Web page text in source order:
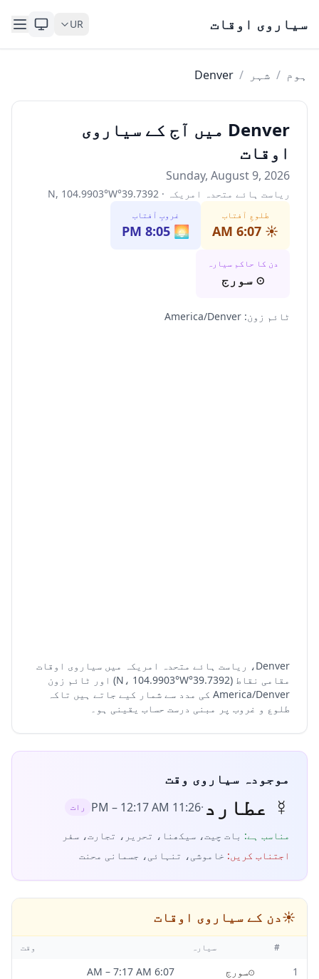
سیاروی اوقات UR
ہوم / شہر /
Denver
Denver میں آج کے سیاروی
اوقات
Sunday, August 9, 2026
ریاست ہائے متحدہ امریکہ ·
39.7392
°
N, 104.9903°W
طلوعِ آفتاب
☀️
6:07 AM
غروبِ آفتاب
🌅
8:05 PM
دن کا حاکم سیارہ
☉ سورج
ٹائم زون:
America/Denver
Denver، ریاست ہائے متحدہ امریکہ میں سیاروی اوقات
مقامی نقاط (39.7392°N، 104.9903°W) اور ٹائم زون
America/Denver کی مدد سے شمار کیے جاتے ہیں تاکہ
طلوع و غروب پر مبنی درست حساب یقینی ہو۔
موجودہ سیاروی وقت
☿ عطارد ·
11:26 PM
– 12:17 AM رات
مناسب ہے: بات چیت، سیکھنا، تحریر، تجارت، سفر
اجتناب کریں: خاموشی، تنہائی، جسمانی محنت
☀️دن کے سیاروی اوقات
# سیارہ وقت
1
☉سورج 6:07 AM
– 7:17 AM